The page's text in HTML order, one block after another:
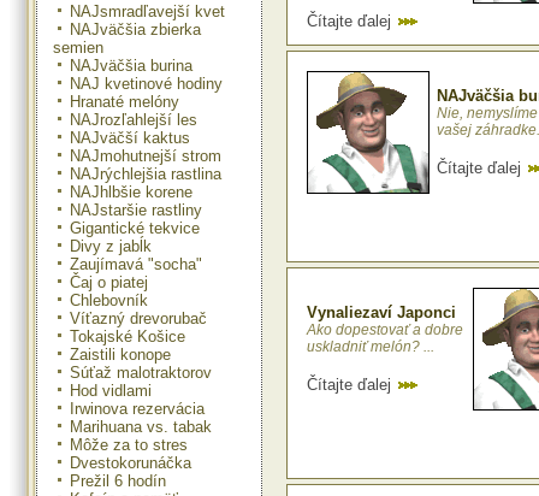
NAJsmradľavejší kvet
NAJväčšia zbierka
semien
NAJväčšia burina
NAJ kvetinové hodiny
Hranaté melóny
NAJrozľahlejší les
NAJväčší kaktus
NAJmohutnejší strom
NAJrýchlejšia rastlina
NAJhlbšie korene
NAJstaršie rastliny
Gigantické tekvice
Divy z jabĺk
Zaujímavá "socha"
Čaj o piatej
Chlebovník
Víťazný drevorubač
Tokajské Košice
Zaistili konope
Súťaž malotraktorov
Hod vidlami
Irwinova rezervácia
Marihuana vs. tabak
Môže za to stres
Dvestokorunáčka
Prežil 6 hodín
Čítajte ďalej
NAJväčšia
Nie,
vašej
Čítajte ďalej
Vynaliezaví Japonci
Ako dopestovať a dobre
uskladniť melón? ...
Čítajte ďalej